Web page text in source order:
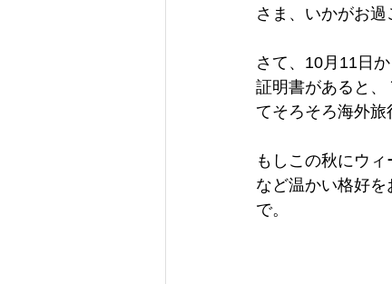
さま、いかがお過
さて、10月11日
証明書があると
てそろそろ海外旅
もしこの秋にウ
など温かい格好
で。